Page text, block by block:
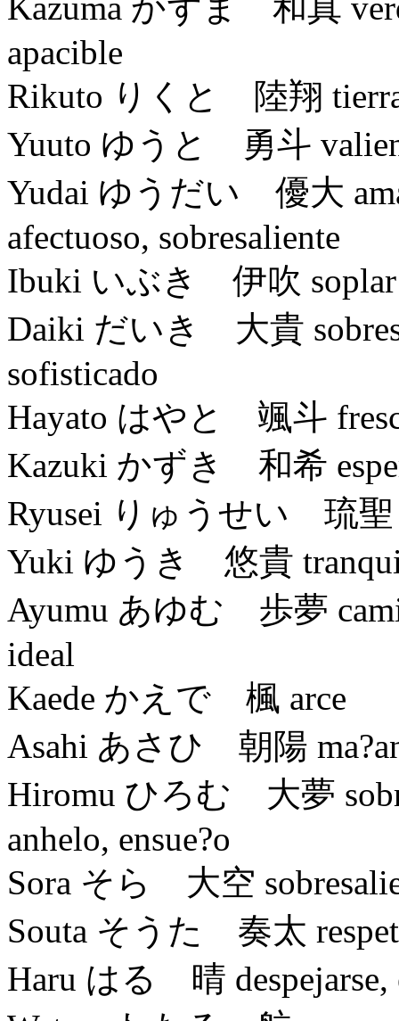
apacible
Rikuto りくと 陸翔
Yuuto ゆうと 勇斗
Yudai ゆうだい 優大
afectuoso, sobresaliente
Ibuki いぶき 伊吹 soplar
Daiki だいき 大貴
sofisticado
Hayato はやと 颯斗
Kazuki かずき 和希
Ryusei りゅうせい 琉聖
Yuki ゆうき 悠貴
Ayumu あゆむ 歩夢
ideal
Kaede かえで 楓 arce
Asahi あさひ 朝陽
Hiromu ひろむ 大夢
anhelo, ensue?o
Sora そら 大空
Souta そうた 奏太
Haru はる 晴 despejarse,